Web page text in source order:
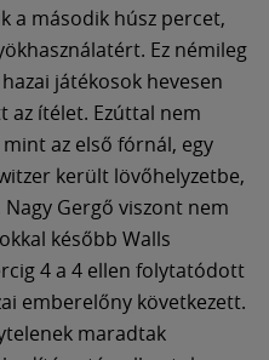
a második húsz percet,
Ez némileg
játékosok hevesen
az ítélet. Ezúttal nem
az első fórnál, egy
került lövőhelyzetbe,
Gergő viszont nem
később Walls
4 a 4 ellen folytatódott
emberelőny következett.
maradtak